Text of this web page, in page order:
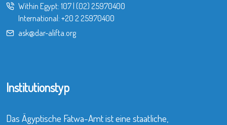
Within Egypt: 107| (02) 25970400
International: +20 2 25970400
ask@dar-alifta.org
Institutionstyp
Das Ägyptische Fatwa-Amt ist eine staatliche,